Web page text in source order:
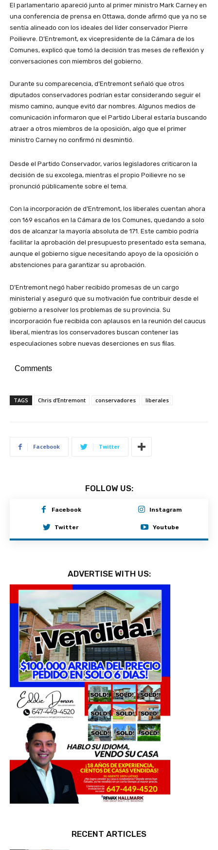
El parlamentario apareció junto al primer ministro Mark Carney en
una conferencia de prensa en Ottawa, donde afirmó que ya no se
sentía alineado con los ideales del líder conservador Pierre
Poilievre. D’Entremont, ex vicepresidente de la Cámara de los
Comunes, explicó que tomó la decisión tras meses de reflexión y
conversaciones con miembros del gobierno.
Durante su comparecencia, d’Entremont señaló que otros
diputados conservadores podrían estar considerando seguir el
mismo camino, aunque evitó dar nombres. Algunos medios de
comunicación informaron que el Partido Liberal estaría buscando
atraer a otros miembros de la oposición, algo que el primer
ministro Carney no confirmó ni desmintió.
Desde el Partido Conservador, varios legisladores criticaron la
decisión de su excolega, mientras el propio Poilievre no se
pronunció públicamente sobre el tema.
Con la incorporación de d’Entremont, los liberales cuentan ahora
con 169 escaños en la Cámara de los Comunes, quedando a solo
dos de alcanzar la mayoría absoluta de 171. Este cambio podría
facilitar la aprobación del presupuesto presentado esta semana,
aunque el gobierno sigue necesitando apoyo de la oposición o
abstenciones para garantizar su aprobación.
D’Entremont negó haber recibido promesas de un cargo
ministerial y aseguró que su motivación fue contribuir desde el
gobierno a resolver los problemas de su provincia. Su
incorporación fue recibida con aplausos en la reunión del caucus
liberal, mientras los conservadores buscan contener las
especulaciones sobre nuevas deserciones en sus filas.
Comments
TAGS Chris d’Entremont conservadores liberales
Facebook Twitter
FOLLOW US:
Facebook Instagram
Twitter Youtube
ADVERTISE WITH US: